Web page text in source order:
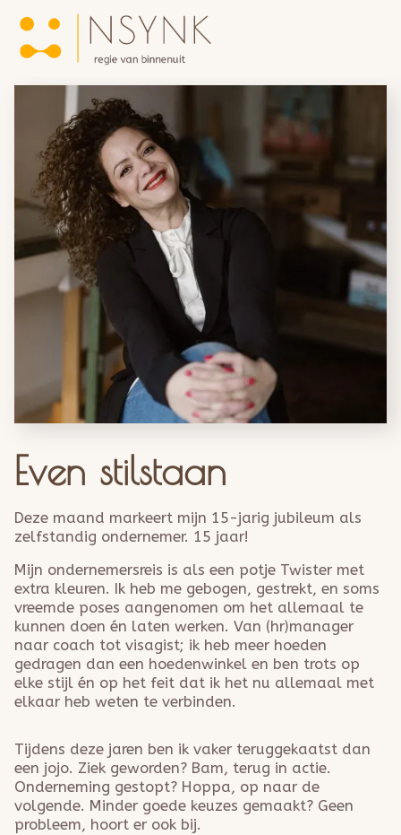
Over NSYNK
Trajecten
Metavital Human Expert-technologie
Bedrijfstrajecten
Teams & Organisaties
Blogs
Contact
15 jaar ondernemerschap vieren | Blog Amber
Kroese
Even stilstaan
Deze maand markeert mijn 15-jarig jubileum als
zelfstandig ondernemer. 15 jaar!
Mijn ondernemersreis is als een potje Twister met
extra kleuren. Ik heb me gebogen, gestrekt, en soms
vreemde poses aangenomen om het allemaal te
kunnen doen én laten werken. Van (hr)manager
naar coach tot visagist; ik heb meer hoeden
gedragen dan een hoedenwinkel en ben trots op
elke stijl én op het feit dat ik het nu allemaal met
elkaar heb weten te verbinden.
Tijdens deze jaren ben ik vaker teruggekaatst dan
een jojo. Ziek geworden? Bam, terug in actie.
Onderneming gestopt? Hoppa, op naar de
volgende. Minder goede keuzes gemaakt? Geen
probleem, hoort er ook bij.